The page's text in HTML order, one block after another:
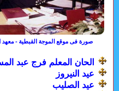
صورة فى موقع الموجة القبطية - معهد
الحان المعلم فرج عبد
عيد النيروز
عيد الصليب